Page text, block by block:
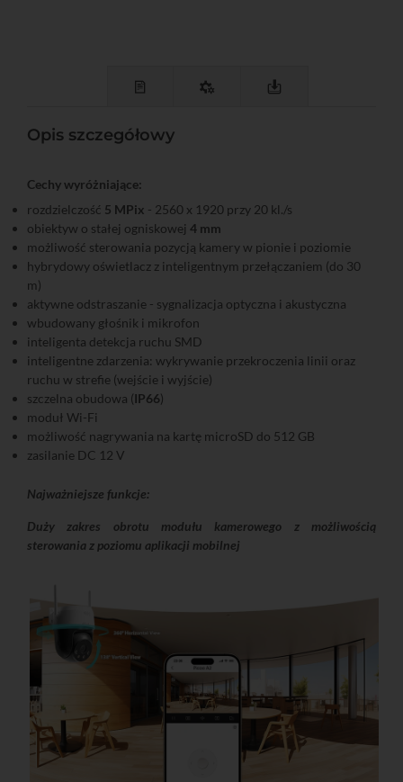
Opis szczegółowy
Cechy wyróżniające:
rozdzielczość 5 MPix - 2560 x 1920 przy 20 kl./s
obiektyw o stałej ogniskowej 4 mm
możliwość sterowania pozycją kamery w pionie i poziomie
hybrydowy oświetlacz z inteligentnym przełączaniem (do 30
m)
aktywne odstraszanie - sygnalizacja optyczna i akustyczna
wbudowany głośnik i mikrofon
inteligenta detekcja ruchu SMD
inteligentne zdarzenia: wykrywanie przekroczenia linii oraz
ruchu w strefie (wejście i wyjście)
szczelna obudowa (IP66)
moduł Wi-Fi
możliwość nagrywania na kartę microSD do 512 GB
zasilanie DC 12 V
Najważniejsze funkcje:
Duży zakres obrotu modułu kamerowego z możliwością
sterowania z poziomu aplikacji mobilnej